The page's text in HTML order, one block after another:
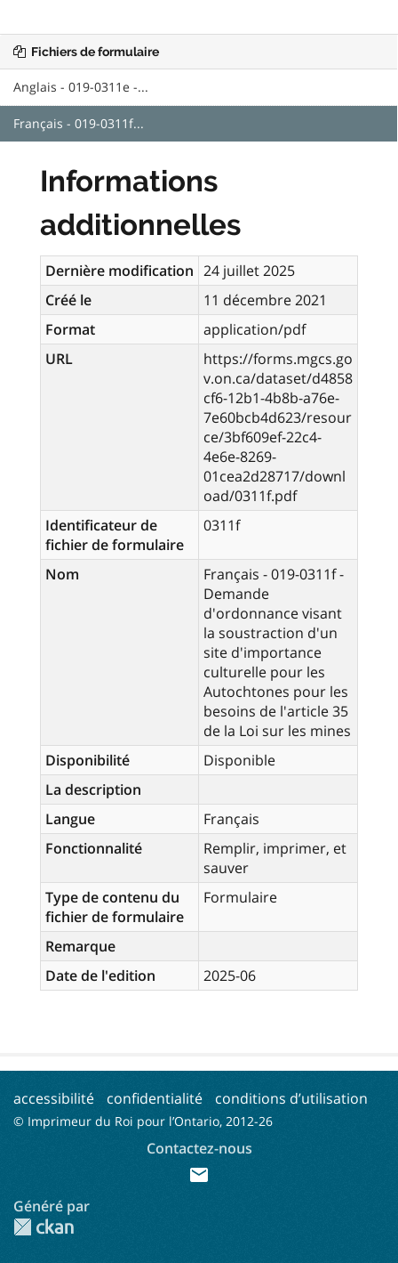
Fichiers de formulaire
Anglais - 019-0311e -...
Français - 019-0311f...
Informations
additionnelles
Dernière modification 24 juillet 2025
Créé le
11 décembre 2021
Format
application/pdf
URL
https://forms.mgcs.go
v.on.ca/dataset/d4858
cf6-12b1-4b8b-a76e-
7e60bcb4d623/resour
ce/3bf609ef-22c4-
4e6e-8269-
01cea2d28717/downl
oad/0311f.pdf
Identificateur de
fichier de formulaire
0311f
Nom
Français - 019-0311f -
Demande
d'ordonnance visant
la soustraction d'un
site d'importance
culturelle pour les
Autochtones pour les
besoins de l'article 35
de la Loi sur les mines
Disponibilité
Disponible
La description
Langue
Français
Fonctionnalité
Remplir, imprimer, et
sauver
Type de contenu du
fichier de formulaire
Formulaire
Remarque
Date de l'edition
2025-06
accessibilité confidentialité conditions d’utilisation
© Imprimeur du Roi pour l’Ontario, 2012-26
Contactez-nous
mail
Généré par